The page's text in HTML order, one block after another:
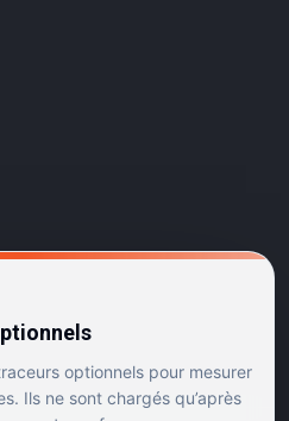
optionnels pour mesurer
Ils ne sont chargés qu’après